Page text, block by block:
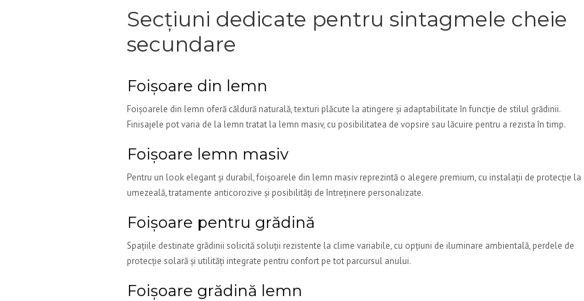
Secțiuni dedicate pentru sintagmele cheie
secundare
Foișoare din lemn
Foișoarele din lemn oferă căldură naturală, texturi plăcute la atingere și adaptabilitate în funcție de stilul grădinii.
Finisajele pot varia de la lemn tratat la lemn masiv, cu posibilitatea de vopsire sau lăcuire pentru a rezista în timp.
Foișoare lemn masiv
Pentru un look elegant și durabil, foișoarele din lemn masiv reprezintă o alegere premium, cu instalații de protecție la
umezeală, tratamente anticorozive și posibilități de întreținere personalizate.
Foișoare pentru grădină
Spațiile destinate grădinii solicită soluții rezistente la clime variabile, cu opțiuni de iluminare ambientală, perdele de
protecție solară și utilități integrate pentru confort pe tot parcursul anului.
Foișoare grădină lemn